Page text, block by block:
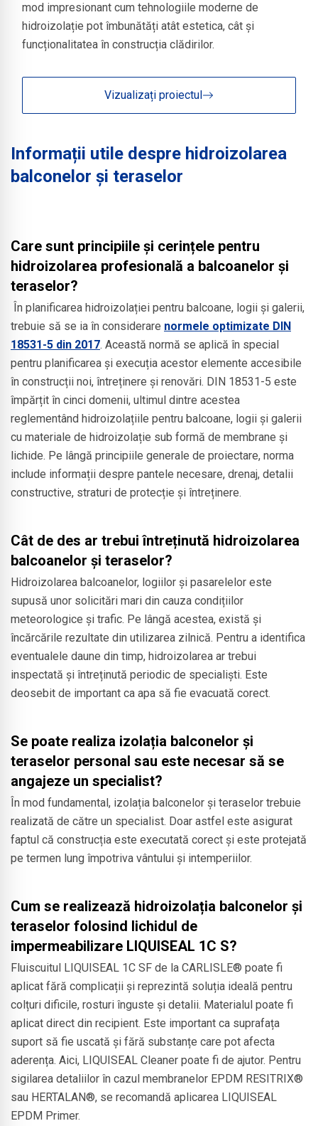
mod impresionant cum tehnologiile moderne de
hidroizolație pot îmbunătăți atât estetica, cât și
funcționalitatea în construcția clădirilor.
Vizualizați proiectul
Informații utile despre hidroizolarea
balconelor și teraselor
Care sunt principiile și cerințele pentru
hidroizolarea profesională a balcoanelor și
teraselor?
În planificarea hidroizolației pentru balcoane, logii și galerii,
trebuie să se ia în considerare normele optimizate DIN
18531-5 din 2017. Această normă se aplică în special
pentru planificarea și execuția acestor elemente accesibile
în construcții noi, întreținere și renovări. DIN 18531-5 este
împărțit în cinci domenii, ultimul dintre acestea
reglementând hidroizolațiile pentru balcoane, logii și galerii
cu materiale de hidroizolație sub formă de membrane și
lichide. Pe lângă principiile generale de proiectare, norma
include informații despre pantele necesare, drenaj, detalii
constructive, straturi de protecție și întreținere.
Cât de des ar trebui întreținută hidroizolarea
balcoanelor și teraselor?
Hidroizolarea balcoanelor, logiilor și pasarelelor este
supusă unor solicitări mari din cauza condițiilor
meteorologice și trafic. Pe lângă acestea, există și
încărcările rezultate din utilizarea zilnică. Pentru a identifica
eventualele daune din timp, hidroizolarea ar trebui
inspectată și întreținută periodic de specialiști. Este
deosebit de important ca apa să fie evacuată corect.
Se poate realiza izolația balconelor și
teraselor personal sau este necesar să se
angajeze un specialist?
În mod fundamental, izolația balconelor și teraselor trebuie
realizată de către un specialist. Doar astfel este asigurat
faptul că construcția este executată corect și este protejată
pe termen lung împotriva vântului și intemperiilor.
Cum se realizează hidroizolația balconelor și
teraselor folosind lichidul de
impermeabilizare LIQUISEAL 1C S?
Fluiscuitul LIQUISEAL 1C SF de la CARLISLE® poate fi
aplicat fără complicații și reprezintă soluția ideală pentru
colțuri dificile, rosturi înguste și detalii. Materialul poate fi
aplicat direct din recipient. Este important ca suprafața
suport să fie uscată și fără substanțe care pot afecta
aderența. Aici, LIQUISEAL Cleaner poate fi de ajutor. Pentru
sigilarea detaliilor în cazul membranelor EPDM RESITRIX®
sau HERTALAN®, se recomandă aplicarea LIQUISEAL
EPDM Primer.